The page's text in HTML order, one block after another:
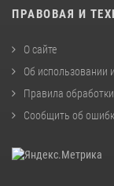
ПРАВОВАЯ И
О сайте
Об использовании
Правила
Сообщить об